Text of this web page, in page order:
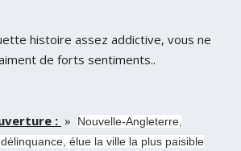
histoire assez addictive, vous ne
de forts sentiments..
: »
Nouvelle-Angleterre,
élue la ville la plus paisible